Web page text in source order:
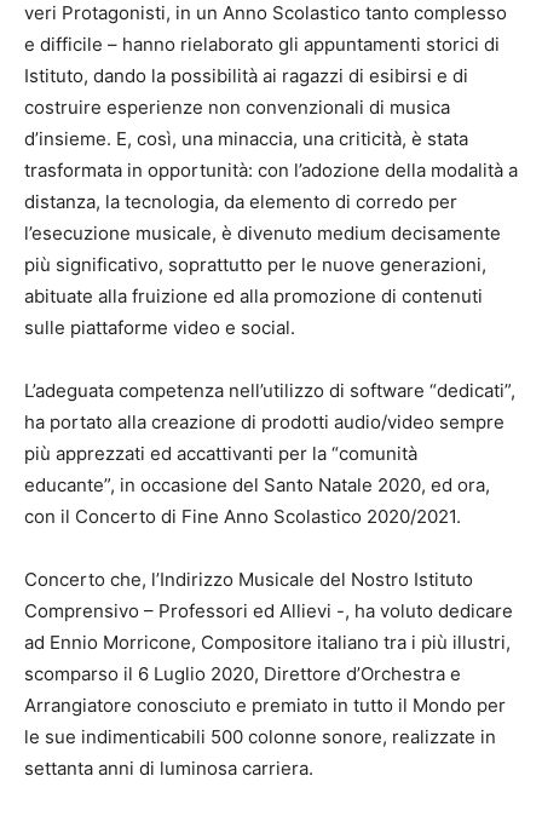
veri Protagonisti, in un Anno Scolastico tanto complesso
e difficile – hanno rielaborato gli appuntamenti storici di
Istituto, dando la possibilità ai ragazzi di esibirsi e di
costruire esperienze non convenzionali di musica
d’insieme. E, così, una minaccia, una criticità, è stata
trasformata in opportunità: con l’adozione della modalità a
distanza, la tecnologia, da elemento di corredo per
l’esecuzione musicale, è divenuto medium decisamente
più significativo, soprattutto per le nuove generazioni,
abituate alla fruizione ed alla promozione di contenuti
sulle piattaforme video e social.
L’adeguata competenza nell’utilizzo di software “dedicati”,
ha portato alla creazione di prodotti audio/video sempre
più apprezzati ed accattivanti per la “comunità
educante”, in occasione del Santo Natale 2020, ed ora,
con il Concerto di Fine Anno Scolastico 2020/2021.
Concerto che, l’Indirizzo Musicale del Nostro Istituto
Comprensivo – Professori ed Allievi -, ha voluto dedicare
ad Ennio Morricone, Compositore italiano tra i più illustri,
scomparso il 6 Luglio 2020, Direttore d’Orchestra e
Arrangiatore conosciuto e premiato in tutto il Mondo per
le sue indimenticabili 500 colonne sonore, realizzate in
settanta anni di luminosa carriera.